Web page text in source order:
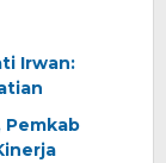
Irwan:
Pemkab